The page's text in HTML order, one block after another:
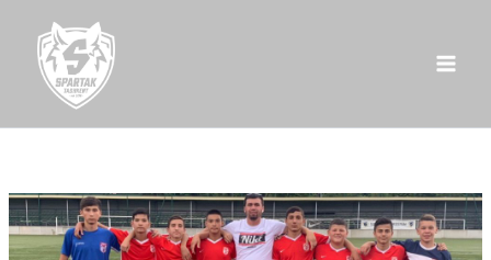
содержимому